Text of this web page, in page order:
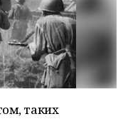
таких